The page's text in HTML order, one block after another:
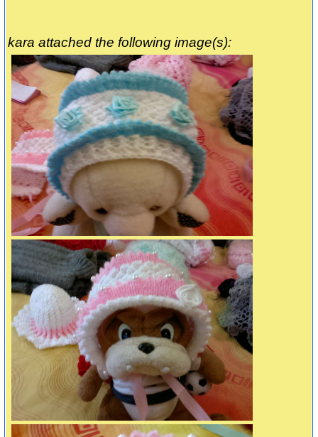
kara attached the following image(s):